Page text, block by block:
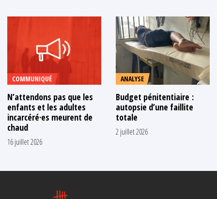
COMMUNIQUÉ
N’attendons pas que les
enfants et les adultes
incarcéré·es meurent de
chaud
16 juillet 2026
ANALYSE
Budget pénitentiaire :
autopsie d’une faillite
totale
2 juillet 2026